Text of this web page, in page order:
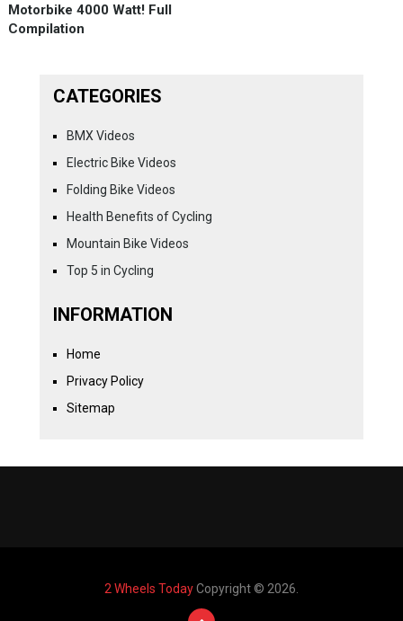
Motorbike 4000 Watt! Full
Compilation
CATEGORIES
BMX Videos
Electric Bike Videos
Folding Bike Videos
Health Benefits of Cycling
Mountain Bike Videos
Top 5 in Cycling
INFORMATION
Home
Privacy Policy
Sitemap
2 Wheels TodayCopyright © 2026.